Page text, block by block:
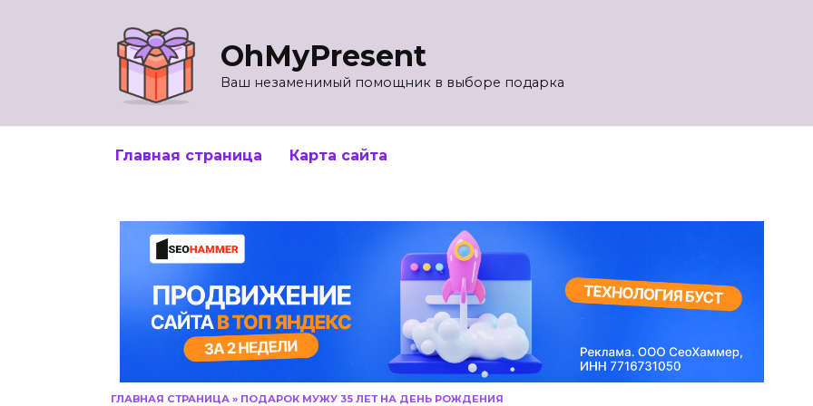
OhMyPresent
Ваш незаменимый помощник в выборе подарка
Главная страница Карта сайта
ГЛАВНАЯ СТРАНИЦА » ПОДАРОК МУЖУ 35 ЛЕТ НА ДЕНЬ РОЖДЕНИЯ